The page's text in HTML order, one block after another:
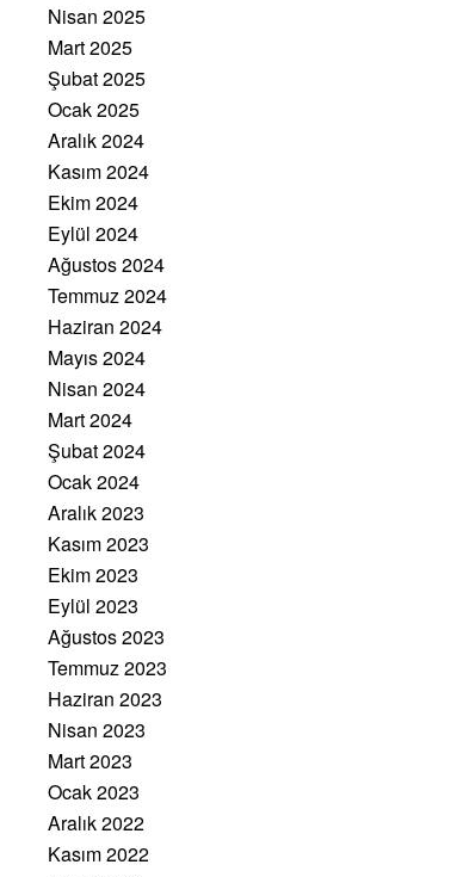
Nisan 2025
Mart 2025
Şubat 2025
Ocak 2025
Aralık 2024
Kasım 2024
Ekim 2024
Eylül 2024
Ağustos 2024
Temmuz 2024
Haziran 2024
Mayıs 2024
Nisan 2024
Mart 2024
Şubat 2024
Ocak 2024
Aralık 2023
Kasım 2023
Ekim 2023
Eylül 2023
Ağustos 2023
Temmuz 2023
Haziran 2023
Nisan 2023
Mart 2023
Ocak 2023
Aralık 2022
Kasım 2022